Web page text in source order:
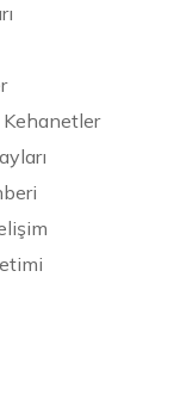
Kehanetler